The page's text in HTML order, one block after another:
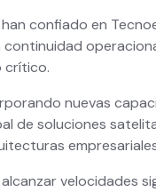
confiado en
crítico.
nuevas
de soluciones
velocidades